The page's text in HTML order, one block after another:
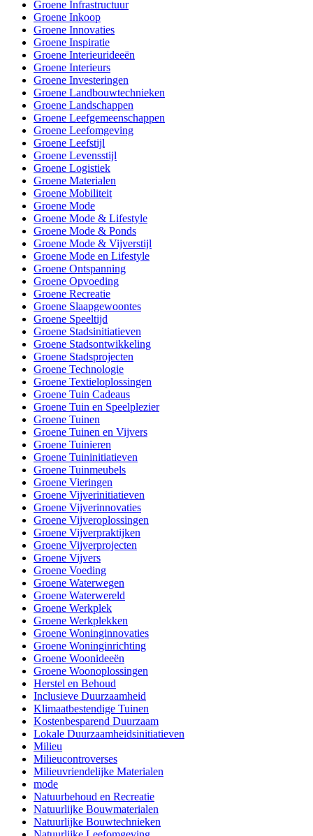
Groene Infrastructuur
Groene Inkoop
Groene Innovaties
Groene Inspiratie
Groene Interieurideeën
Groene Interieurs
Groene Investeringen
Groene Landbouwtechnieken
Groene Landschappen
Groene Leefgemeenschappen
Groene Leefomgeving
Groene Leefstijl
Groene Levensstijl
Groene Logistiek
Groene Materialen
Groene Mobiliteit
Groene Mode
Groene Mode & Lifestyle
Groene Mode & Ponds
Groene Mode & Vijverstijl
Groene Mode en Lifestyle
Groene Ontspanning
Groene Opvoeding
Groene Recreatie
Groene Slaapgewoontes
Groene Speeltijd
Groene Stadsinitiatieven
Groene Stadsontwikkeling
Groene Stadsprojecten
Groene Technologie
Groene Textieloplossingen
Groene Tuin Cadeaus
Groene Tuin en Speelplezier
Groene Tuinen
Groene Tuinen en Vijvers
Groene Tuinieren
Groene Tuininitiatieven
Groene Tuinmeubels
Groene Vieringen
Groene Vijverinitiatieven
Groene Vijverinnovaties
Groene Vijveroplossingen
Groene Vijverpraktijken
Groene Vijverprojecten
Groene Vijvers
Groene Voeding
Groene Waterwegen
Groene Waterwereld
Groene Werkplek
Groene Werkplekken
Groene Woninginnovaties
Groene Woninginrichting
Groene Woonideeën
Groene Woonoplossingen
Herstel en Behoud
Inclusieve Duurzaamheid
Klimaatbestendige Tuinen
Kostenbesparend Duurzaam
Lokale Duurzaamheidsinitiatieven
Milieu
Milieucontroverses
Milieuvriendelijke Materialen
mode
Natuurbehoud en Recreatie
Natuurlijke Bouwmaterialen
Natuurlijke Bouwtechnieken